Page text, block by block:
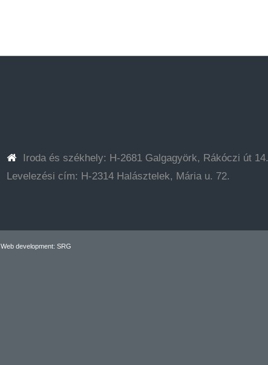
Iroda és székhely: H-2681 Galgagyörk, Rákóczi út 14.
Levelezési cím: H-2314 Halásztelek, Mária u. 72.
Web development: SRG